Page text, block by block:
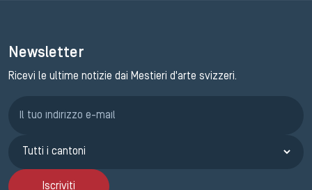
Newsletter
Ricevi le ultime notizie dai Mestieri d'arte svizzeri.
Iscriviti